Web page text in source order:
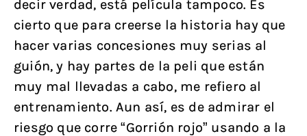
decir verdad, está película tampoco. Es
cierto que para creerse la historia hay que
hacer varias concesiones muy serias al
guión, y hay partes de la peli que están
muy mal llevadas a cabo, me refiero al
entrenamiento. Aun así, es de admirar el
riesgo que corre “Gorrión rojo” usando a la